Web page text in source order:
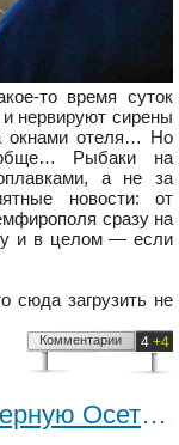
то время суток
нервируют сирены
окнами отеля… Но
Рыбаки на
а не за
новости: от
сразу на
и в целом — если
сюда загрузить не
4 +4
Комментарии
Еще один взгляд на Северную Осетию